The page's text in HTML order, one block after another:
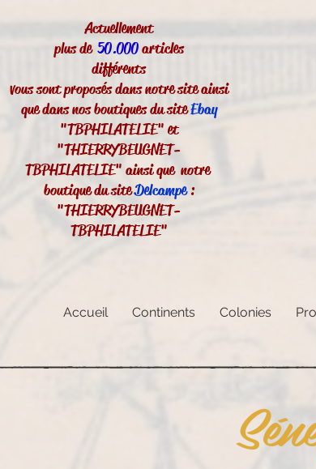
Actuellement
plus de50.000articles
différents
vous sont proposés dans notre site ainsi
que dans nos boutiques du siteEbay
"TBPHILATELIE" et
"THIERRYBEUGNET-
TBPHILATELIE" ainsi que notre
boutique du siteDelcampe:
"THIERRYBEUGNET-
TBPHILATELIE"
Accueil Continents Colonies